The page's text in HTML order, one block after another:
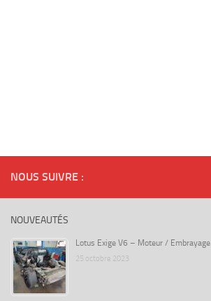
NOUS SUIVRE :
NOUVEAUTÉS
Lotus Exige V6 – Moteur / Embrayage
25 octobre 2023